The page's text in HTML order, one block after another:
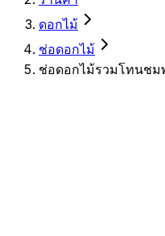
ดอกไม้
ช่อดอกไม้
ช่อดอกไม้รวมโทนชม